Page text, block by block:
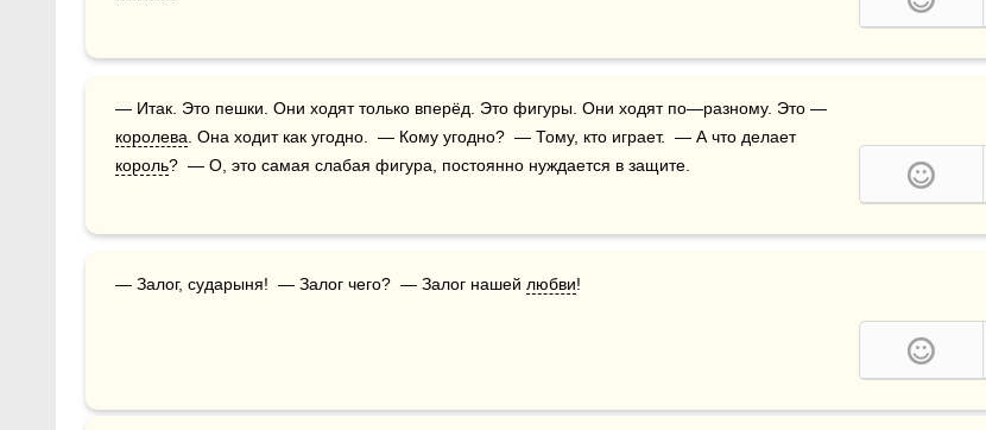
королева
. Она ходит как угодно.  — Кому угодно?  — Тому, кто играет.  — А что делает
король?  — О, это самая слабая фигура, постоянно нуждается в защите.
— Залог, сударыня!  — Залог чего?  — Залог нашей любви!